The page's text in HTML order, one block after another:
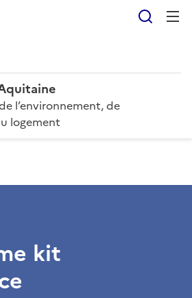
l’environnement, de
logement
kit